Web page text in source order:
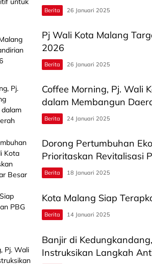
Berita 26 Januari 2025
Pj Wali Kota Malang
2026
Berita 26 Januari 2025
Coffee Morning, Pj. Wali
dalam Membangun
Berita 24 Januari 2025
Dorong Pertumbuhan
Prioritaskan Revitalisasi
Berita 18 Januari 2025
Kota Malang Siap
Berita 14 Januari 2025
Banjir di
Instruksikan Langkah